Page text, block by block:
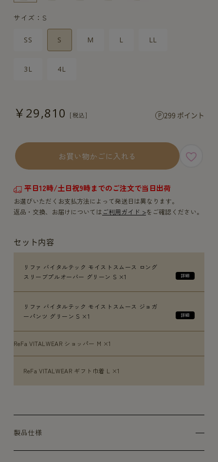
サイズ：S
SS S M L LL
3L 4L
￥29,810 299 ポイント
お買い物かごに入れる
平日12時/土日祝9時までのご注文で当日出荷
お選びいただくお支払方法によって発送日は異なります。
返品・交換、お届けについてはご利用ガイド >をご確認ください。
セット内容
リファ バイタルテック モイストスムース ロング
スリーブプルオーバー グリーン S ×1
リファ バイタルテック モイストスムース ジョガ
ーパンツ グリーン S ×1
ReFa VITALWEAR ショッパー M ×1
ReFa VITALWEAR ギフト巾着 L ×1
製品仕様